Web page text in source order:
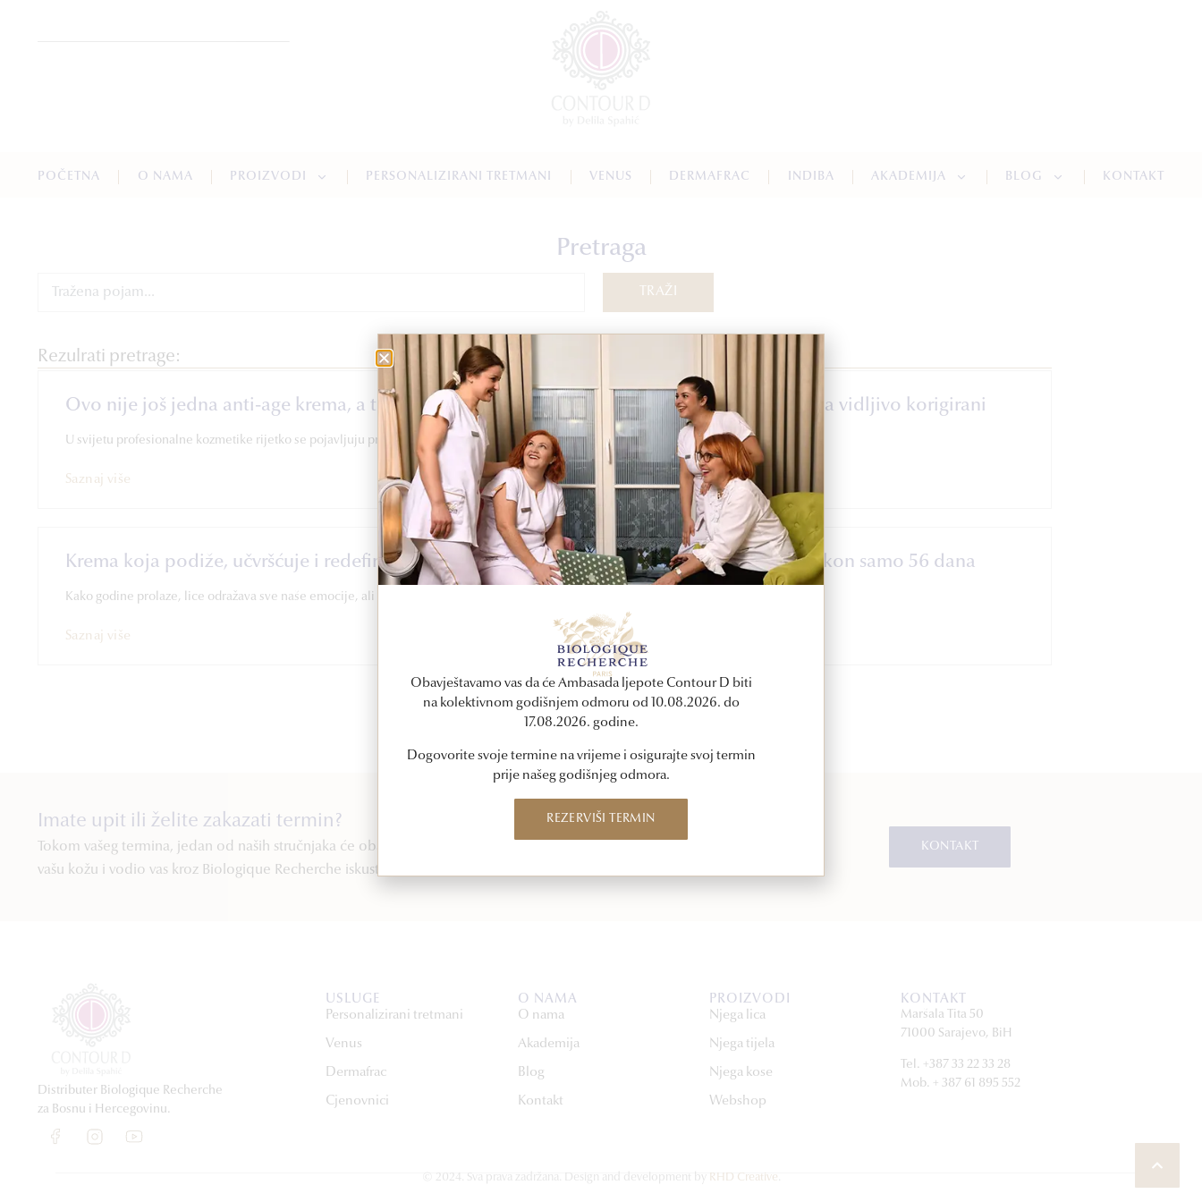
POČETNA O NAMA PROIZVODI PERSONALIZIRANI TRETMANI VENUS DERMAFRAC INDIBA AKADEMIJA BLOG KONTAKT
Pretraga
TRAŽI
Rezulrati pretrage:
Ovo nije još jedna anti-age krema, a to potvrđuje i 96 % korisnika kojima su znakovi starenja vidljivo korigirani
U svijetu profesionalne kozmetike rijetko se pojavljuju proizvodi koji ne prate trendove, već ih postavljaju. Upravo takva je nova …
Saznaj više
Krema koja podiže, učvršćuje i redefinira konture lica i vrata – klinički dokazani rezultati nakon samo 56 dana
Kako godine prolaze, lice odražava sve naše emocije, ali i prirodne promjene koje dolaze s vremenom.
Saznaj više
Imate upit ili želite zakazati termin?
Tokom vašeg termina, jedan od naših stručnjaka će obaviti vizualnu konsultaciju kako bi dijagnosticirao
vašu kožu i vodio vas kroz Biologique Recherche iskustvo.
KONTAKT
Distributer Biologique Recherche
za Bosnu i Hercegovinu.
USLUGE
Personalizirani tretmani
Venus
Dermafrac
Cjenovnici
O NAMA
O nama
Akademija
Blog
Kontakt
PROIZVODI
Njega lica
Njega tijela
Njega kose
Webshop
KONTAKT
Maršala Tita 50
71000 Sarajevo, BiH
Tel. +387 33 22 33 28
Mob. + 387 61 895 552
© 2024. Sva prava zadržana. Design and development by RHD Creative
Obavještavamo vas da će Ambasada ljepote Contour D biti
na kolektivnom godišnjem odmoru od 10.08.2026. do
17.08.2026. godine.
Dogovorite svoje termine na vrijeme i osigurajte svoj termin
prije našeg godišnjeg odmora.
REZERVIŠI TERMIN